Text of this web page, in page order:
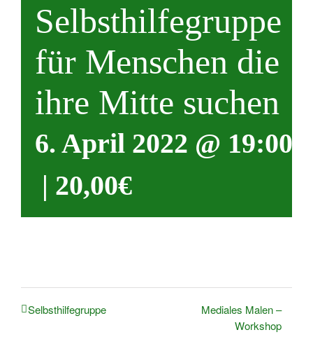
Selbsthilfegruppe
für Menschen die
ihre Mitte suchen
6. April 2022 @ 19:00
| 20,00€
Selbsthilfegruppe
Mediales Malen –
Workshop